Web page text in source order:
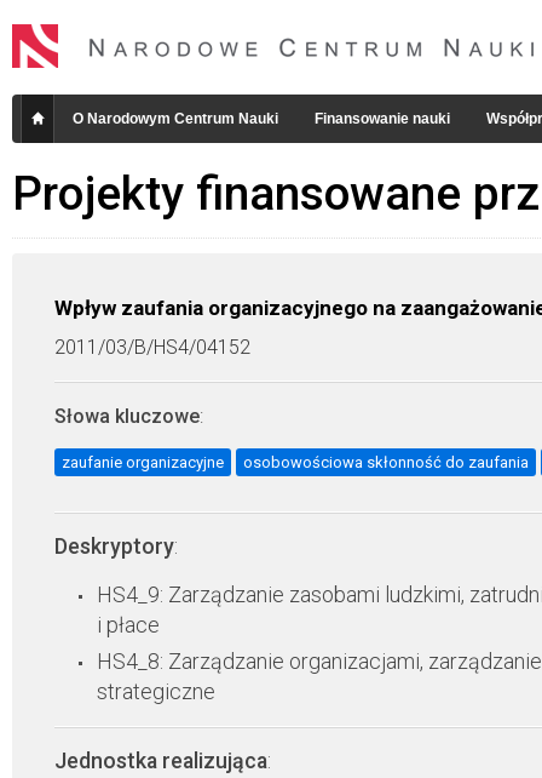
O Narodowym Centrum Nauki Finansowanie nauki
Projekty finansowane
Wpływ zaufania organizacyjnego na
2011/03/B/HS4/04152
Słowa kluczowe:
zaufanie organizacyjne osobowościowa skłonność do zaufania
Deskryptory:
HS4_9: Zarządzanie zasobami ludzkimi,
i płace
HS4_8: Zarządzanie organizacjami, zarządzanie
strategiczne
Jednostka realizująca: